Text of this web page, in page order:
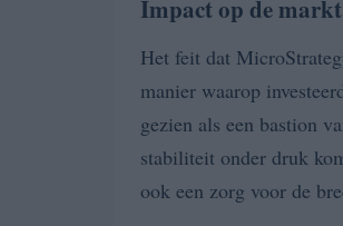
Impact op de
Het feit dat
manier waarop
gezien als een bastion
stabiliteit onder druk
ook een zorg voor de